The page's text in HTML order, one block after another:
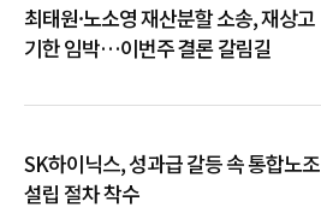
최태원·노소영 재산분할 소송, 재상고
기한 임박…이번주 결론 갈림길
SK하이닉스, 성과급 갈등 속 통합노조
설립 절차 착수